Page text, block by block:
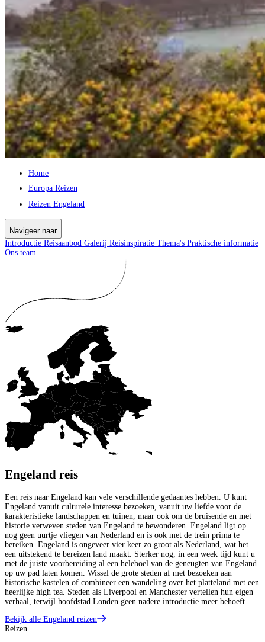
Home
Europa Reizen
Reizen Engeland
Navigeer naar
Introductie Reisaanbod Galerij Reisinspiratie Thema's Praktische informatie
Ons team
Engeland reis
Een reis naar Engeland kan vele verschillende gedaantes hebben. U kunt
Engeland vanuit culturele interesse bezoeken, vanuit uw liefde voor de
karakteristieke landschappen en tuinen, maar ook om de bruisende en met
historie verweven steden van Engeland te bewonderen. Engeland ligt op
nog geen uurtje vliegen van Nederland en is ook met de trein prima te
bereiken. Engeland is ongeveer vier keer zo groot als Nederland, wat het
een uitstekend te bereizen land maakt. Sterker nog, in een week tijd kunt u
met de juiste voorbereiding al een heleboel van de geneugten van Engeland
op uw pad laten komen. Wissel de grote steden af met bezoeken aan
historische kastelen of combineer een wandeling over het platteland met een
heerlijke high tea. Steden als Liverpool en Manchester vertellen hun eigen
verhaal, terwijl hoofdstad Londen geen nadere introductie meer behoeft.
Bekijk alle Engeland reizen
Reizen